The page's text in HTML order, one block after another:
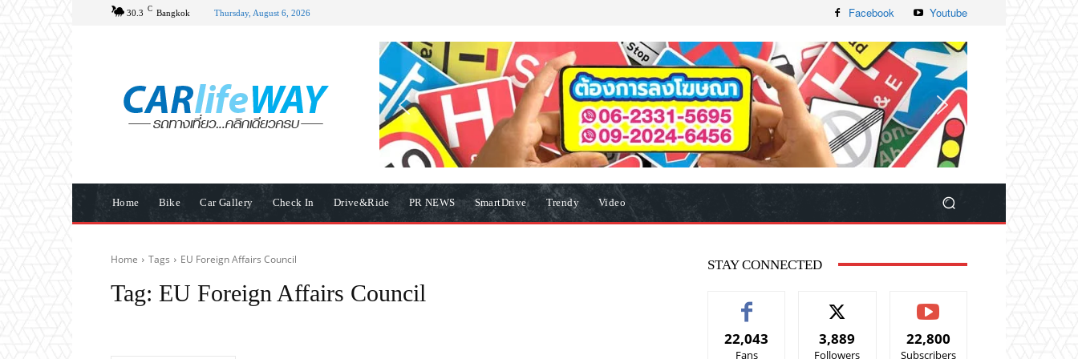
30.3 C Bangkok Thursday, August 6, 2026 Facebook Youtube
Home Bike Car Gallery Check In Drive&Ride PR NEWS SmartDrive Trendy Video
Home Tags EU Foreign Affairs Council
Tag: EU Foreign Affairs Council
STAY CONNECTED
22,043
Fans
3,889
Followers
22,800
Subscribers